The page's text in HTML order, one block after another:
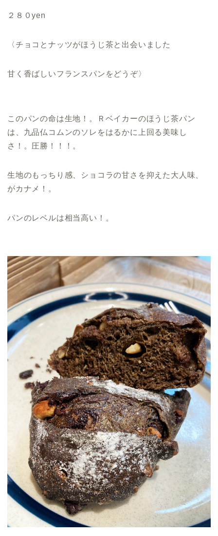
２８０yen
〈チョコとナッツがほうじ茶と出会いました
甘く香ばしいフランスパンをどうぞ〉
このパンの命は生地！。Ｒベイカーのほうじ茶パン
は、九品仏コムンのソレをはるかに上回る美味し
さ！。圧勝！！！。
生地のもっちり感、ショコラの甘さを抑えた大人味、
がカナメ！。
パンのレベルは相当高い！。